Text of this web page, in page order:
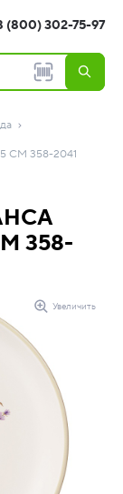
(800) 302-75-97
СМ 358-2041
358-
Увеличить